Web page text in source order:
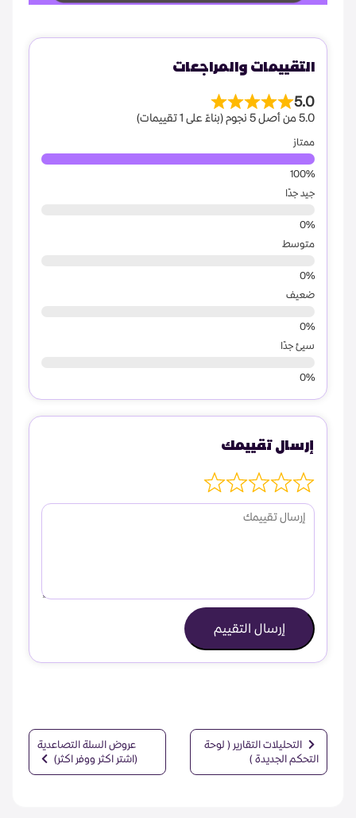
التقييمات والمراجعات
5.0
5.0 من أصل 5 نجوم (بناءً على 1 تقييمات)
ممتاز
جيد جدًا
متوسط
ضعيف
سيئ جدًا
إرسال تقييمك
إرسال التقييم
التحليلات التقارير ( لوحة
التحكم الجديدة )
عروض السلة التصاعدية
(اشتر اكثر ووفر اكثر)